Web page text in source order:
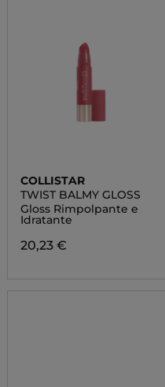
COLLISTAR
TWIST BALMY GLOSS
Gloss Rimpolpante e
Idratante
20,23 €